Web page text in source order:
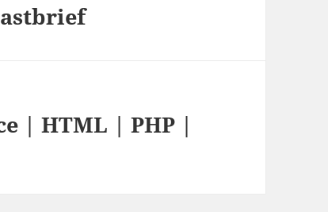
| HTML | PHP |